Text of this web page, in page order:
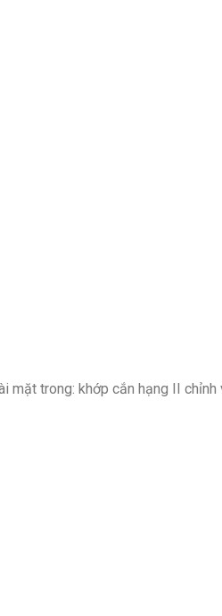
mặt trong: khớp cắn hạng II chỉnh